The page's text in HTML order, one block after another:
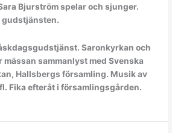
Bjurström spelar och sjunger.
gudstjänsten.
Saronkyrkan och
sammanlyst med Svenska
Hallsbergs församling. Musik av
Fika efteråt i församlingsgården.